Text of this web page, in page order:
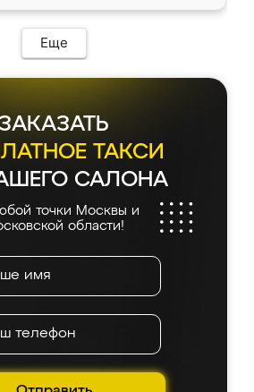
Еще
ЗАКАЗАТЬ
ТАКСИ
САЛОНА
точки Москвы и
области!